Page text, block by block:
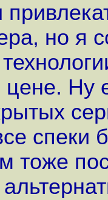
но я
Ну
спеки
тоже